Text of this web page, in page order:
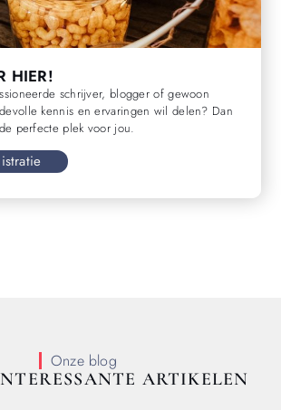
HIER!
schrijver, blogger of gewoon
kennis en ervaringen wil delen? Dan
perfecte plek voor jou.
Onze blog
ARTIKELEN